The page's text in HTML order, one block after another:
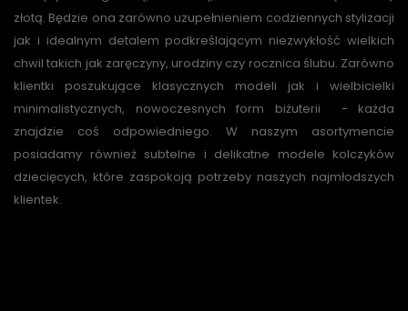
złotą. Będzie ona zarówno uzupełnieniem codziennych stylizacji
jak i idealnym detalem podkreślającym niezwykłość wielkich
chwil takich jak zaręczyny, urodziny czy rocznica ślubu. Zarówno
klientki poszukujące klasycznych modeli jak i wielbicielki
minimalistycznych, nowoczesnych form biżuterii - każda
znajdzie coś odpowiedniego. W naszym asortymencie
posiadamy również subtelne i delikatne modele kolczyków
dziecięcych, które zaspokoją potrzeby naszych najmłodszych
klientek.